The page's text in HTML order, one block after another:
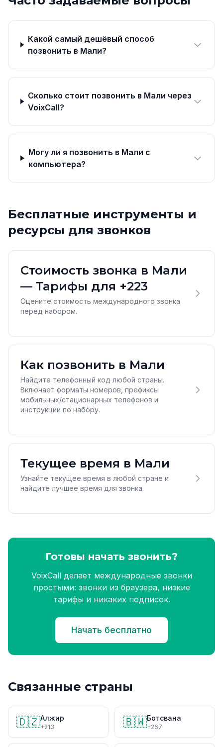
Какой самый дешёвый способ
позвонить в Мали?
Сколько стоит позвонить в Мали через
VoixCall?
Могу ли я позвонить в Мали с
компьютера?
Бесплатные инструменты и
ресурсы для звонков
Стоимость звонка в Мали
— Тарифы для +223
Оцените стоимость международного звонка
перед набором.
Как позвонить в Мали
Найдите телефонный код любой страны.
Включает форматы номеров, префиксы
мобильных/стационарных телефонов и
инструкции по набору.
Текущее время в Мали
Узнайте текущее время в любой стране и
найдите лучшее время для звонка.
Готовы начать звонить?
VoixCall делает международные звонки
простыми: звонки из браузера, низкие
тарифы и никаких подписок.
Начать бесплатно
Связанные страны
🇩🇿Алжир
+213 🇧🇼Ботсвана
+267